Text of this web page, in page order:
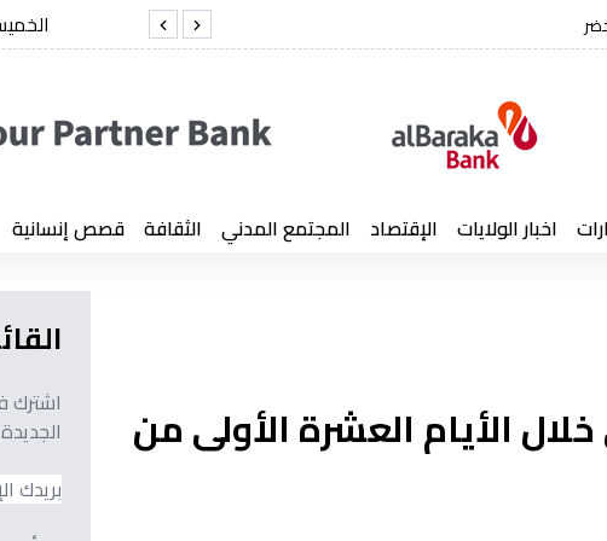
الفريق أول شنقريحةالخميس 6 أوت
اخبار الولايات الإقتصاد المجتمع المدني الثقافة قصص إنسانية
خلال الأيام العشرة الأولى من
اشترك